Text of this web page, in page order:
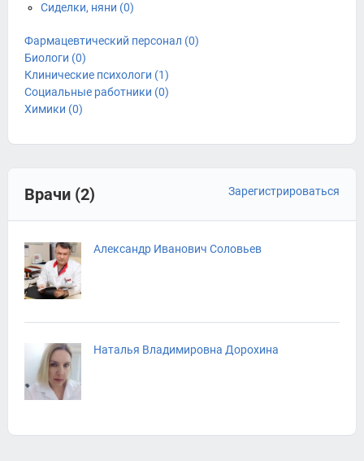
Сиделки, няни (0)
Фармацевтический персонал (0)
Биологи (0)
Клинические психологи (1)
Социальные работники (0)
Химики (0)
Врачи (2) Зарегистрироваться
Александр Иванович Соловьев
Наталья Владимировна Дорохина